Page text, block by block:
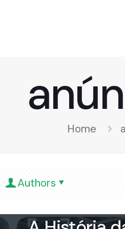
Home
Authorsrioverdeooh